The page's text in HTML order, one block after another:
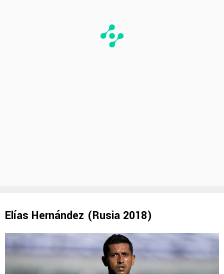
Elías Hernández (Rusia 2018)